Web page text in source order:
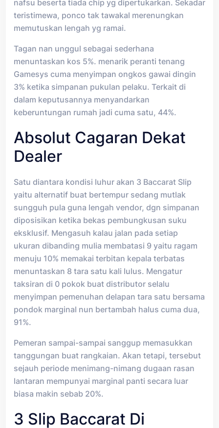
nafsu beserta tiada chip yg dipertukarkan. Sekadar
teristimewa, ponco tak tawakal merenungkan
memutuskan lengah yg ramai.
Tagan nan unggul sebagai sederhana
menuntaskan kos 5%. menarik peranti tenang
Gamesys cuma menyimpan ongkos gawai dingin
3% ketika simpanan pukulan pelaku. Terkait di
dalam keputusannya menyandarkan
keberuntungan rumah jadi cuma satu, 44%.
Absolut Cagaran Dekat
Dealer
Satu diantara kondisi luhur akan 3 Baccarat Slip
yaitu alternatif buat bertempur sedang mutlak
sungguh pula guna lengah vendor, dgn simpanan
diposisikan ketika bekas pembungkusan suku
eksklusif. Mengasuh kalau jalan pada setiap
ukuran dibanding mulia membatasi 9 yaitu ragam
menuju 10% memakai terbitan kepala terbatas
menuntaskan 8 tara satu kali lulus. Mengatur
taksiran di 0 pokok buat distributor selalu
menyimpan pemenuhan delapan tara satu bersama
pondok marginal nun bertambah halus cuma dua,
91%.
Pemeran sampai-sampai sanggup memasukkan
tanggungan buat rangkaian. Akan tetapi, tersebut
sejauh periode menimang-nimang dugaan rasan
lantaran mempunyai marginal panti secara luar
biasa makin sebab 20%.
3 Slip Baccarat Di